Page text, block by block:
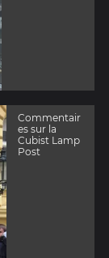
Commentair
es sur la
Cubist Lamp
Post